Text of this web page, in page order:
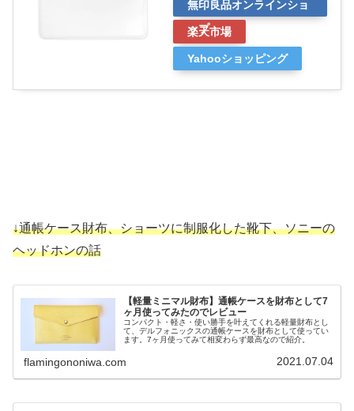
無印良品オンラインショ
ップ
楽天市場
Yahooショッピング
↓通帳ケース財布、ショーツに制服化した靴下、ソニーの
ヘッドホンの話
【軽量ミニマル財布】通帳ケースを財布として7
ヶ月使ってみたのでレビュー
コンパクト・軽さ・使い勝手を叶えてくれる軽量財布とし
て、デルフォニックスの通帳ケースを財布として使ってい
ます。7ヶ月使ってみて相変わらず最高なので紹介。
flamingononiwa.com 2021.07.04